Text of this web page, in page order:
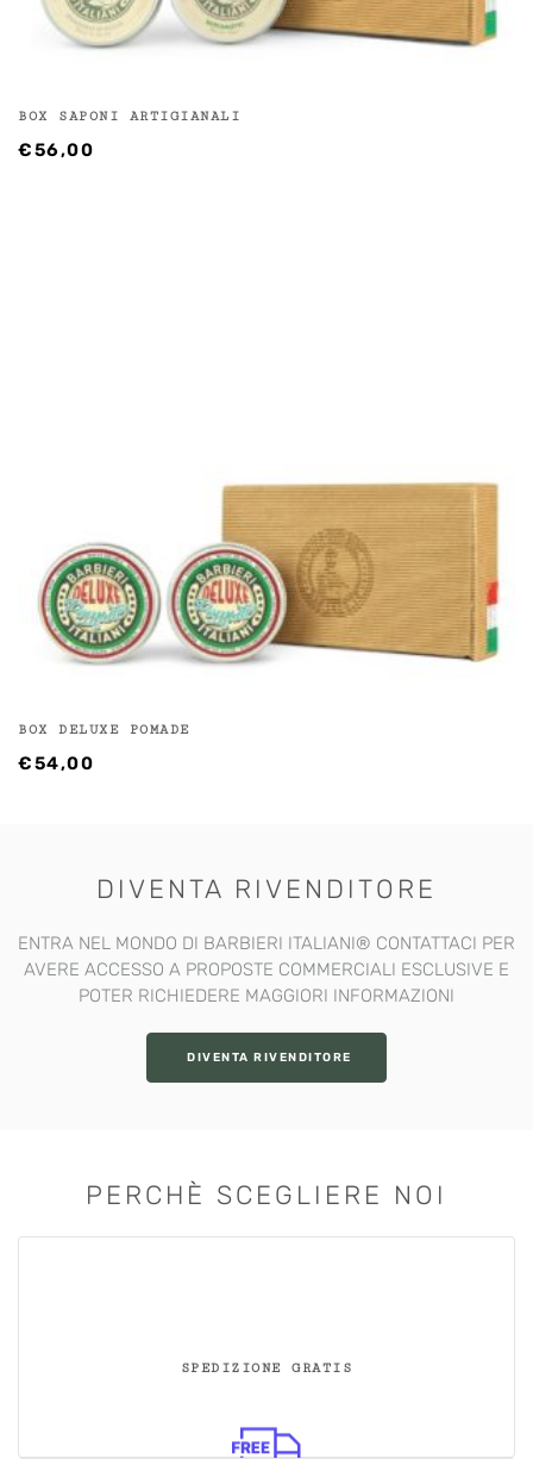
BOX SAPONI ARTIGIANALI
€56,00
BOX DELUXE POMADE
€54,00
DIVENTA RIVENDITORE
ENTRA NEL MONDO DI BARBIERI ITALIANI®️ CONTATTACI PER
AVERE ACCESSO A PROPOSTE COMMERCIALI ESCLUSIVE E
POTER RICHIEDERE MAGGIORI INFORMAZIONI
DIVENTA RIVENDITORE
PERCHÈ SCEGLIERE NOI
SPEDIZIONE GRATIS